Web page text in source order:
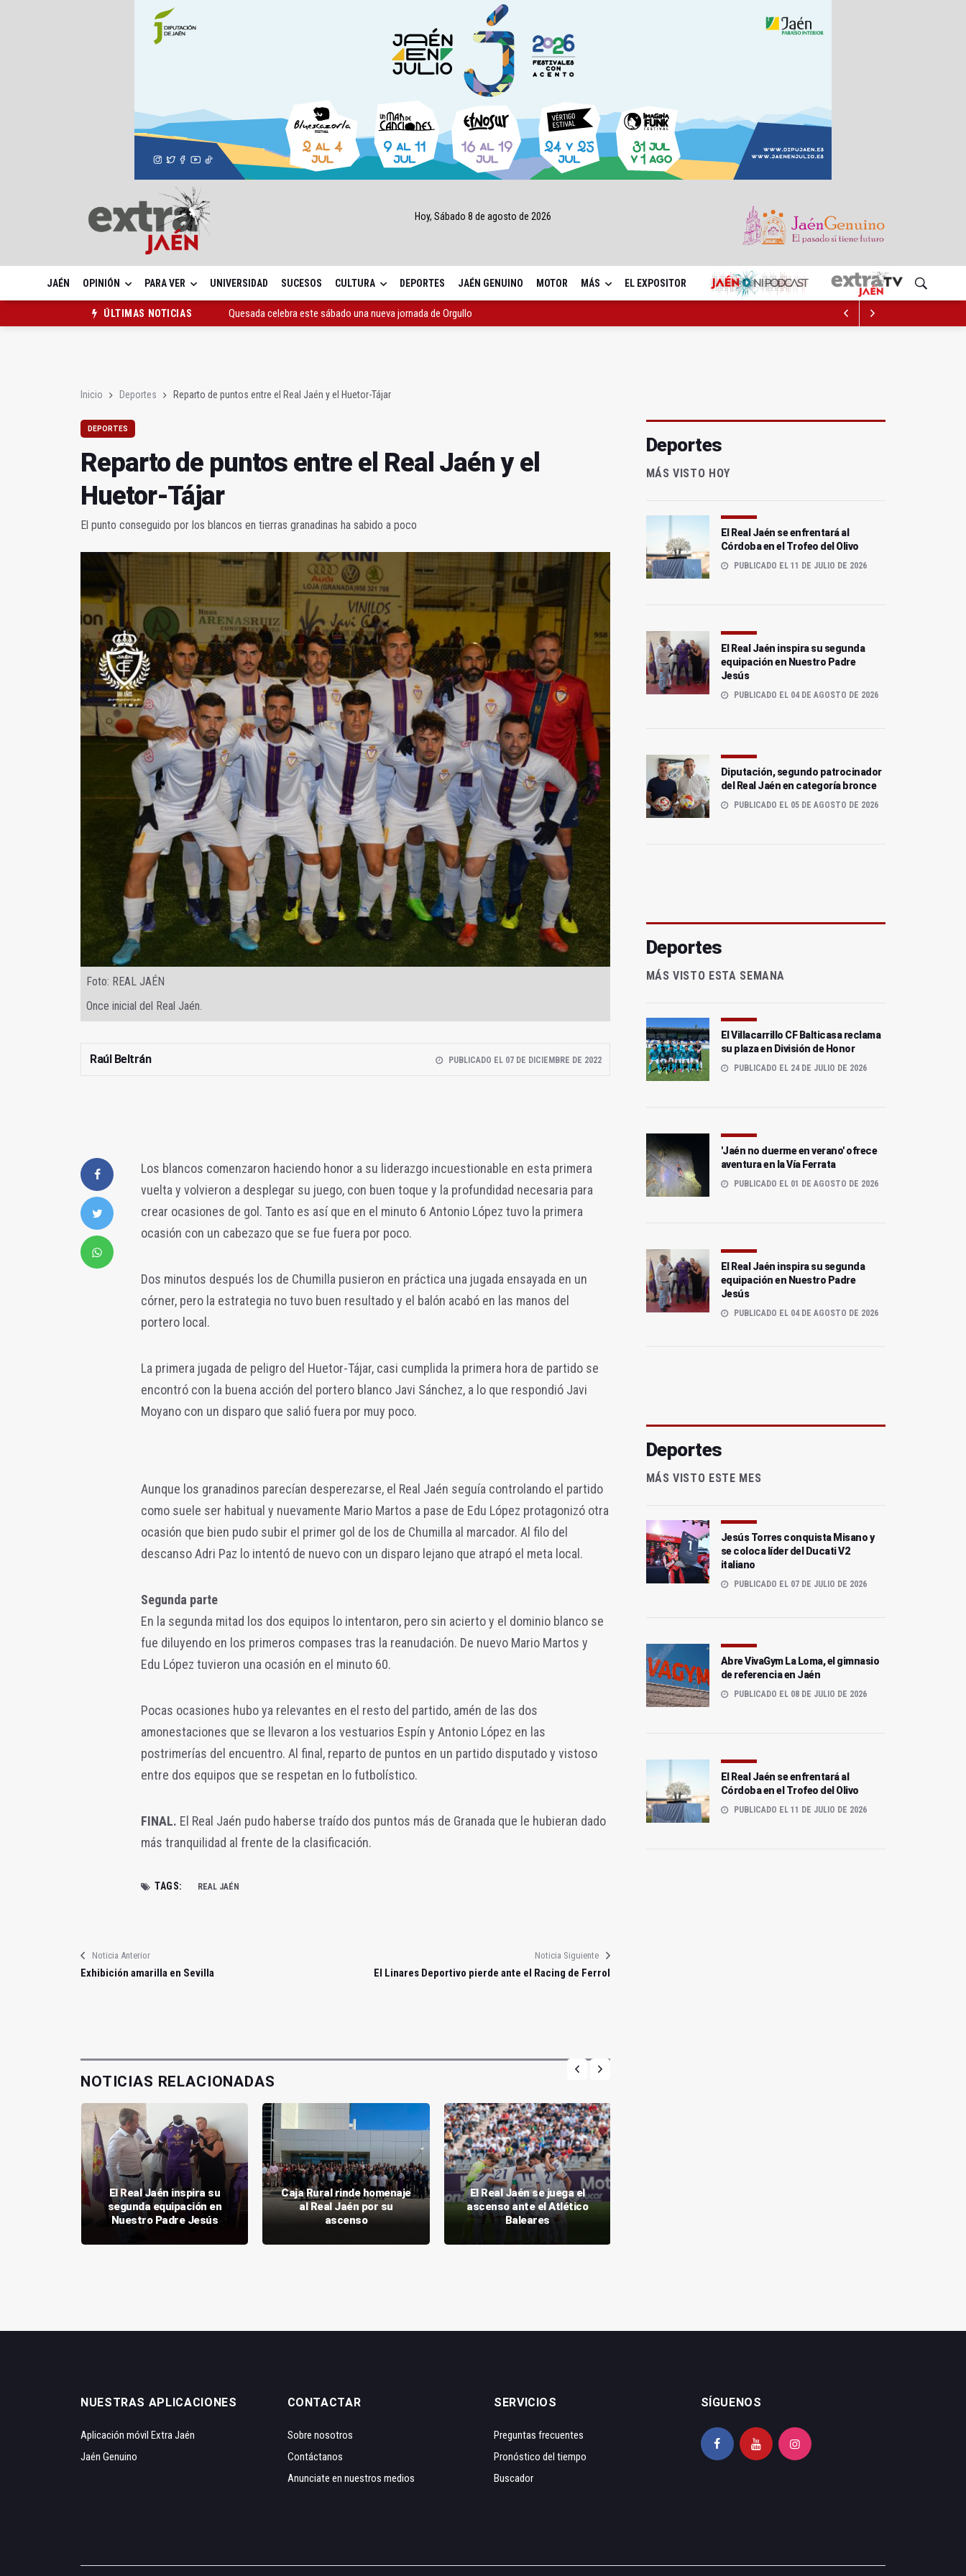
Hoy, Sábado 8 de agosto de 2026
JAÉN OPINIÓN PARA VER UNIVERSIDAD SUCESOS CULTURA DEPORTES JAÉN GENUINO MOTOR MÁS EL EXPOSITOR
ÚLTIMAS NOTICIAS
Quesada celebra este sábado una nueva jornada de Orgullo
Inicio Deportes Reparto de puntos entre el Real Jaén y el Huetor-Tájar
DEPORTES
Reparto de puntos entre el Real Jaén y el
Huetor-Tájar
El punto conseguido por los blancos en tierras granadinas ha sabido a poco
Foto: REAL JAÉN
Once inicial del Real Jaén.
Raúl Beltrán PUBLICADO EL 07 DE DICIEMBRE DE 2022
Los blancos comenzaron haciendo honor a su liderazgo incuestionable en esta primera
vuelta y volvieron a desplegar su juego, con buen toque y la profundidad necesaria para
crear ocasiones de gol. Tanto es así que en el minuto 6 Antonio López tuvo la primera
ocasión con un cabezazo que se fue fuera por poco.
Dos minutos después los de Chumilla pusieron en práctica una jugada ensayada en un
córner, pero la estrategia no tuvo buen resultado y el balón acabó en las manos del
portero local.
La primera jugada de peligro del Huetor-Tájar, casi cumplida la primera hora de partido se
encontró con la buena acción del portero blanco Javi Sánchez, a lo que respondió Javi
Moyano con un disparo que salió fuera por muy poco.
Aunque los granadinos parecían desperezarse, el Real Jaén seguía controlando el partido
como suele ser habitual y nuevamente Mario Martos a pase de Edu López protagonizó otra
ocasión que bien pudo subir el primer gol de los de Chumilla al marcador. Al filo del
descanso Adri Paz lo intentó de nuevo con un disparo lejano que atrapó el meta local.
Segunda parte
En la segunda mitad los dos equipos lo intentaron, pero sin acierto y el dominio blanco se
fue diluyendo en los primeros compases tras la reanudación. De nuevo Mario Martos y
Edu López tuvieron una ocasión en el minuto 60.
Pocas ocasiones hubo ya relevantes en el resto del partido, amén de las dos
amonestaciones que se llevaron a los vestuarios Espín y Antonio López en las
postrimerías del encuentro. Al final, reparto de puntos en un partido disputado y vistoso
entre dos equipos que se respetan en lo futbolístico.
FINAL. El Real Jaén pudo haberse traído dos puntos más de Granada que le hubieran dado
más tranquilidad al frente de la clasificación.
TAGS: REAL JAÉN
Noticia Anterior
Exhibición amarilla en Sevilla
Noticia Siguiente
El Linares Deportivo pierde ante el Racing de Ferrol
NOTICIAS RELACIONADAS
El Real Jaén inspira su
segunda equipación en
Nuestro Padre Jesús
Caja Rural rinde homenaje
al Real Jaén por su
ascenso
El Real Jaén se juega el
ascenso ante el Atlético
Baleares
Deportes
MÁS VISTO HOY
El Real Jaén se enfrentará al
Córdoba en el Trofeo del Olivo
PUBLICADO EL 11 DE JULIO DE 2026
El Real Jaén inspira su segunda
equipación en Nuestro Padre
Jesús
PUBLICADO EL 04 DE AGOSTO DE 2026
Diputación, segundo patrocinador
del Real Jaén en categoría bronce
PUBLICADO EL 05 DE AGOSTO DE 2026
Deportes
MÁS VISTO ESTA SEMANA
El Villacarrillo CF Balticasa reclama
su plaza en División de Honor
PUBLICADO EL 24 DE JULIO DE 2026
'Jaén no duerme en verano' ofrece
aventura en la Vía Ferrata
PUBLICADO EL 01 DE AGOSTO DE 2026
El Real Jaén inspira su segunda
equipación en Nuestro Padre
Jesús
PUBLICADO EL 04 DE AGOSTO DE 2026
Deportes
MÁS VISTO ESTE MES
Jesús Torres conquista Misano y
se coloca líder del Ducati V2
italiano
PUBLICADO EL 07 DE JULIO DE 2026
Abre VivaGym La Loma, el gimnasio
de referencia en Jaén
PUBLICADO EL 08 DE JULIO DE 2026
El Real Jaén se enfrentará al
Córdoba en el Trofeo del Olivo
PUBLICADO EL 11 DE JULIO DE 2026
NUESTRAS APLICACIONES
Aplicación móvil Extra Jaén
Jaén Genuino
CONTACTAR
Sobre nosotros
Contáctanos
Anunciate en nuestros medios
SERVICIOS
Preguntas frecuentes
Pronóstico del tiempo
Buscador
SÍGUENOS